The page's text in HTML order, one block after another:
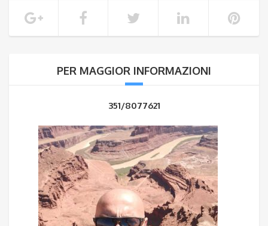
PER MAGGIOR INFORMAZIONI
351/8077621